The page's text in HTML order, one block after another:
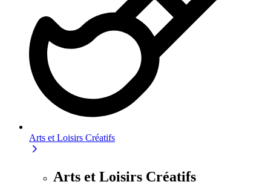
Arts et Loisirs Créatifs
Arts et Loisirs Créatifs